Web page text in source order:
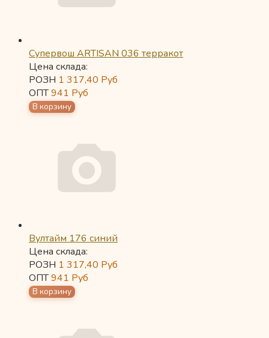
Супервош ARTISAN 036 терракот
Цена склада:
РОЗН 1 317,40 Руб
ОПТ941 Руб
Вултайм 176 синий
Цена склада:
РОЗН 1 317,40 Руб
ОПТ941 Руб